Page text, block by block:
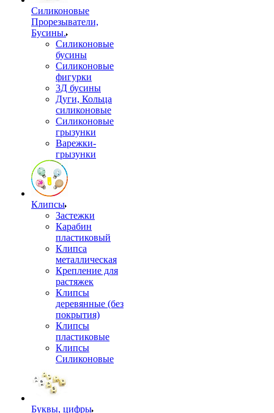
Силиконовые
Прорезыватели,
Бусины.
Силиконовые
бусины
Силиконовые
фигурки
3Д бусины
Дуги, Кольца
силиконовые
Силиконовые
грызунки
Варежки-
грызунки
Клипсы
Застежки
Карабин
пластиковый
Клипса
металлическая
Крепление для
растяжек
Клипсы
деревянные (без
покрытия)
Клипсы
пластиковые
Клипсы
Силиконовые
Буквы, цифры